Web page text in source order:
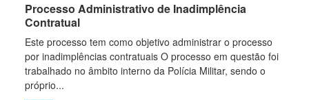
Processo Administrativo de Inadimplência
Contratual
Este processo tem como objetivo administrar o processo
por inadimplências contratuais O processo em questão foi
trabalhado no âmbito interno da Polícia Militar, sendo o
próprio...